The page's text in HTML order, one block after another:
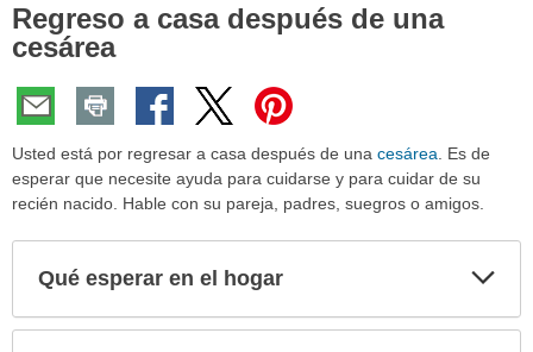
Regreso a casa después de una
cesárea
Usted está por regresar a casa después de una cesárea . Es de
esperar que necesite ayuda para cuidarse y para cuidar de su
recién nacido. Hable con su pareja, padres, suegros o amigos.
Qué esperar en el hogar